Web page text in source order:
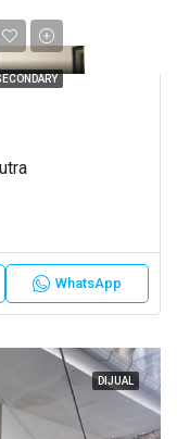
WhatsApp
DIJUAL